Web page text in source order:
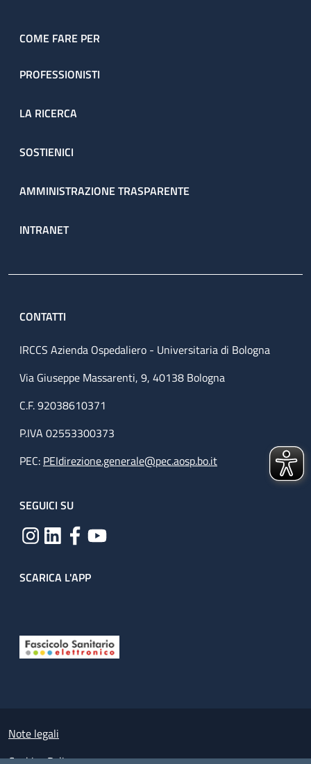
COME FARE PER
PROFESSIONISTI
LA RICERCA
SOSTIENICI
AMMINISTRAZIONE TRASPARENTE
INTRANET
CONTATTI
IRCCS Azienda Ospedaliero - Universitaria di Bologna
Via Giuseppe Massarenti, 9, 40138 Bologna
C.F. 92038610371
P.IVA 02553300373
PEC: PEIdirezione.generale@pec.aosp.bo.it
SEGUICI SU
SCARICA L'APP
Small prints
Note legali